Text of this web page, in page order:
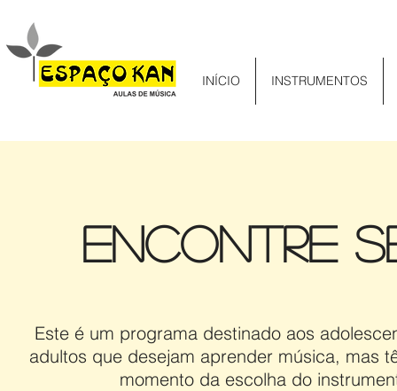
INÍCIO INSTRUMENTOS
ENcontre
Este é um programa destinado aos
adultos que desejam aprender música, mas
momento da escolha do